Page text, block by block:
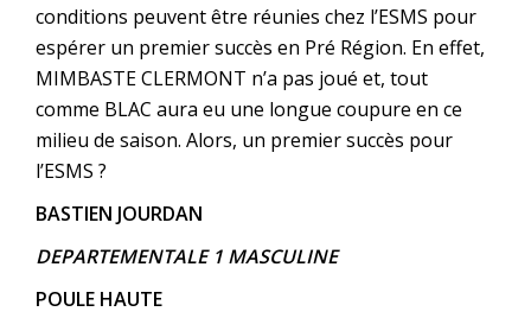
conditions peuvent être réunies chez l’ESMS pour
espérer un premier succès en Pré Région. En effet,
MIMBASTE CLERMONT n’a pas joué et, tout
comme BLAC aura eu une longue coupure en ce
milieu de saison. Alors, un premier succès pour
l’ESMS ?
BASTIEN JOURDAN
DEPARTEMENTALE 1 MASCULINE
POULE HAUTE